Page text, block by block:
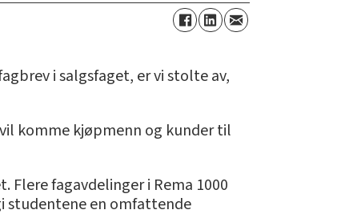
i salgsfaget, er vi stolte av,
komme kjøpmenn og kunder til
fagavdelinger i Rema 1000
studentene en omfattende